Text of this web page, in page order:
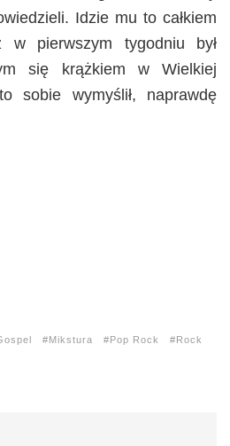
Idzie mu to całkiem
w pierwszym tygodniu był
się krążkiem w Wielkiej
sobie wymyślił, naprawdę
Mikstura Pop Rock Rock